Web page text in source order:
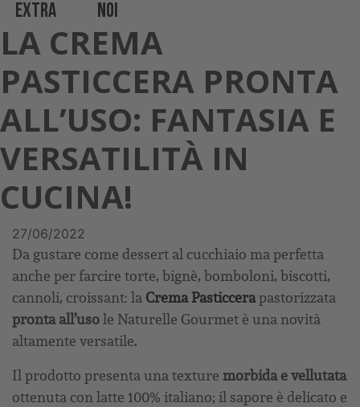
EXTRA
NOI
LA CREMA
PASTICCERA PRONTA
ALL’USO: FANTASIA E
VERSATILITÀ IN
CUCINA!
27/06/2022
Da gustare come dessert al cucchiaio ma perfetta
anche per farcire torte, bignè, bomboloni, biscotti,
cannoli, croissant: la Crema Pasticcerapastorizzata
pronta all’usole Naturelle Gourmet è una novità
altamente versatile.
Il prodotto presenta una texture morbida e vellutata
ottenuta con latte 100% italiano; il sapore è delicato e